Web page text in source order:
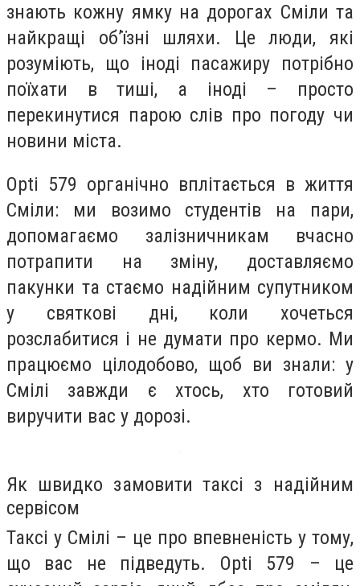
знають кожну ямку на дорогах Сміли та
найкращі об’їзні шляхи. Це люди, які
розуміють, що іноді пасажиру потрібно
поїхати в тиші, а іноді – просто
перекинутися парою слів про погоду чи
новини міста.
Opti 579 органічно вплітається в життя
Сміли: ми возимо студентів на пари,
допомагаємо залізничникам вчасно
потрапити на зміну, доставляємо
пакунки та стаємо надійним супутником
у святкові дні, коли хочеться
розслабитися і не думати про кермо. Ми
працюємо цілодобово, щоб ви знали: у
Смілі завжди є хтось, хто готовий
виручити вас у дорозі.
Як швидко замовити таксі з надійним
сервісом
Таксі у Смілі – це про впевненість у тому,
що вас не підведуть. Opti 579 – це